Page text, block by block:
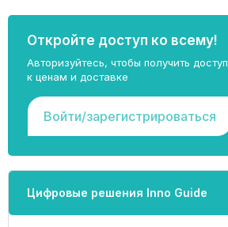
Откройте доступ ко всему!
Авторизуйтесь, чтобы получить доступ
к ценам и доставке
Войти/зарегистрироваться
Цифровые решения Inno Guide